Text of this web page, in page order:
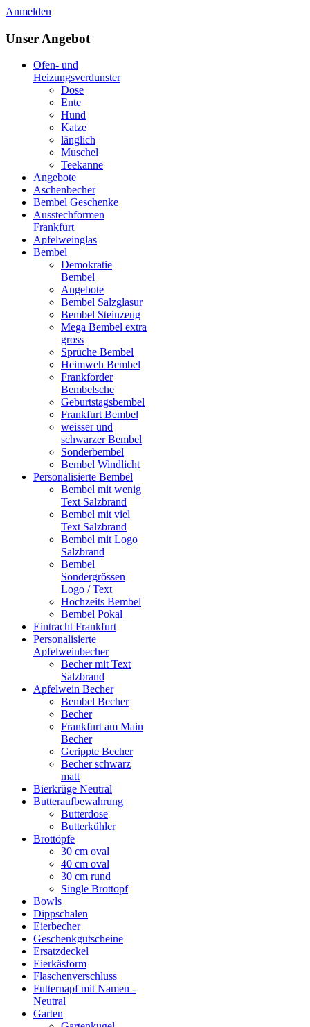
Anmelden
Unser Angebot
Ofen- und
Heizungsverdunster
Dose
Ente
Hund
Katze
länglich
Muschel
Teekanne
Angebote
Aschenbecher
Bembel Geschenke
Ausstechformen
Frankfurt
Apfelweinglas
Bembel
Demokratie
Bembel
Angebote
Bembel Salzglasur
Bembel Steinzeug
Mega Bembel extra
gross
Sprüche Bembel
Heimweh Bembel
Frankforder
Bembelsche
Geburtstagsbembel
Frankfurt Bembel
weisser und
schwarzer Bembel
Sonderbembel
Bembel Windlicht
Personalisierte Bembel
Bembel mit wenig
Text Salzbrand
Bembel mit viel
Text Salzbrand
Bembel mit Logo
Salzbrand
Bembel
Sondergrössen
Logo / Text
Hochzeits Bembel
Bembel Pokal
Eintracht Frankfurt
Personalisierte
Apfelweinbecher
Becher mit Text
Salzbrand
Apfelwein Becher
Bembel Becher
Becher
Frankfurt am Main
Becher
Gerippte Becher
Becher schwarz
matt
Bierkrüge Neutral
Butteraufbewahrung
Butterdose
Butterkühler
Brottöpfe
30 cm oval
40 cm oval
30 cm rund
Single Brottopf
Bowls
Dippschalen
Eierbecher
Geschenkgutscheine
Ersatzdeckel
Eierkäsform
Flaschenverschluss
Futternapf mit Namen -
Neutral
Garten